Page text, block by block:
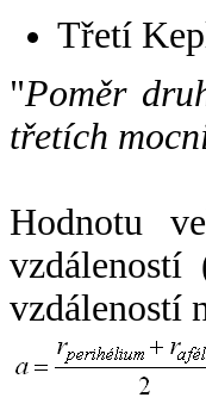
Třetí
"Poměr
třetích
Hodnotu
vzdáleností
vzdáleností